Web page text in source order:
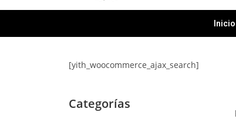
Inicio
[yith_woocommerce_ajax_search]
Categorías